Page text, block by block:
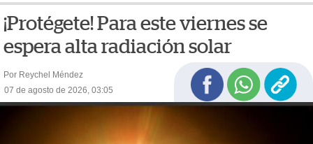
¡Protégete! Para este viernes se
espera alta radiación solar
Por Reychel Méndez
07 de agosto de 2026, 03:05